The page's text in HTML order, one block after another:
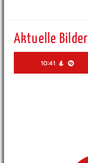
Aktuelle Bilder